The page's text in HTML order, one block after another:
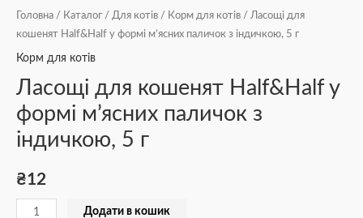
Головна / Каталог / Для котів / Корм для котів / Ласощі для
кошенят Half&Half у формі м’ясних паличок з індичкою, 5 г
Корм для котів
Ласощі для кошенят Half&Half у
формі м’ясних паличок з
індичкою, 5 г
₴12
Додати в кошик